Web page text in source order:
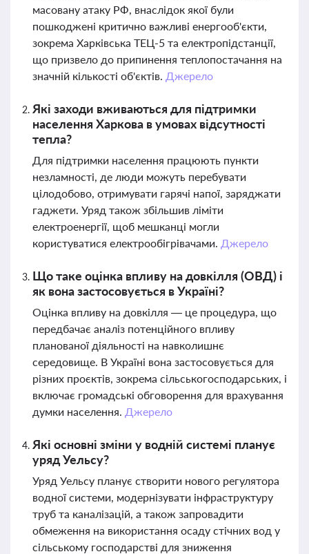
масовану атаку РФ, внаслідок якої були
пошкоджені критично важливі енергооб'єкти,
зокрема Харківська ТЕЦ-5 та електропідстанції,
що призвело до припинення теплопостачання на
значній кількості об'єктів. Джерело
Які заходи вживаються для підтримки
населення Харкова в умовах відсутності
тепла?
Для підтримки населення працюють пункти
незламності, де люди можуть перебувати
цілодобово, отримувати гарячі напої, заряджати
гаджети. Уряд також збільшив ліміти
електроенергії, щоб мешканці могли
користуватися електрообігрівачами. Джерело
Що таке оцінка впливу на довкілля (ОВД) і
як вона застосовується в Україні?
Оцінка впливу на довкілля — це процедура, що
передбачає аналіз потенційного впливу
планованої діяльності на навколишнє
середовище. В Україні вона застосовується для
різних проєктів, зокрема сільськогосподарських, і
включає громадські обговорення для врахування
думки населення. Джерело
Які основні зміни у водній системі планує
уряд Уельсу?
Уряд Уельсу планує створити нового регулятора
водної системи, модернізувати інфраструктуру
труб та каналізацій, а також запровадити
обмеження на використання осаду стічних вод у
сільському господарстві для зниження